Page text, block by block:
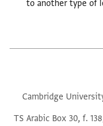
to another type of
Cambridge
TS Arabic Box 30, f.